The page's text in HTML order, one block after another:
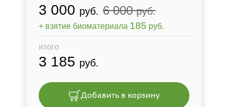
3 000 руб. 6 000руб.
+ взятие биоматериала 185 руб.
итого
3 185 руб.
Добавить в корзину